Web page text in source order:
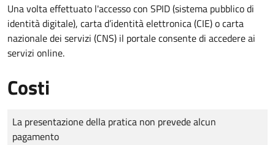
Una volta effettuato l'accesso con SPID (sistema pubblico di
identità digitale), carta d’identità elettronica (CIE) o carta
nazionale dei servizi (CNS) il portale consente di accedere ai
servizi online.
Costi
Tipo di pagamento
Importo
La presentazione della pratica non prevede alcun
pagamento